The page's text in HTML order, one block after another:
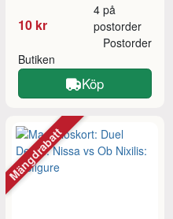
10 kr
4 på
postorder
Butiken
Postorder
Köp
Mängdrabatt